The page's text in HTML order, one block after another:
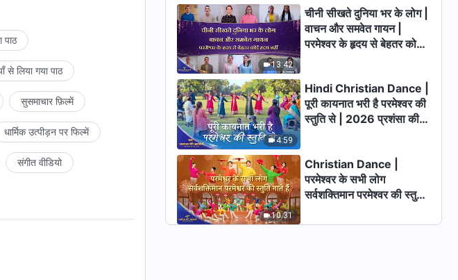
तुम मानते हो कि परमेश्वर है,
पहलुओं की बात है, क्या तुम
है, तो इसका अर्थ है कि तुम
आत्मातुममें कार्य नहीं कर रहा
होना है और अविश्वसनीय
होते हैं। केवल यदि किसी में
सकते हो। केवल पूर्ण बनाए गए
लिया गया पाठ
सुसमाचार फ़िल्में
धार्मिक उत्पीड़न पर फिल्में
संगीत वीडियो
13:42
चीनी सीखते दुनिया भर के लोग |
वाचन और समवेत गायन |
परमेश्वर के हृदय से बेहतर कोई
4:59
Hindi Christian Dance |
पूरी कायनात भरी है परमेश्वर की
स्तुति से | 2026 प्रशंसा की
10:31
Christian Dance |
परमेश्वर के सभी लोग
सर्वशक्तिमान परमेश्वर की स्तुति
आवाजें